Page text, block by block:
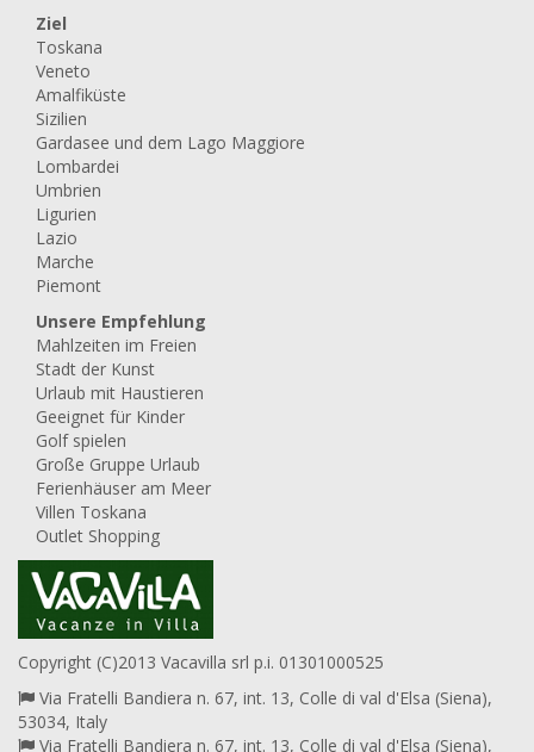
Ziel
Toskana
Veneto
Amalfiküste
Sizilien
Gardasee und dem Lago Maggiore
Lombardei
Umbrien
Ligurien
Lazio
Marche
Piemont
Unsere Empfehlung
Mahlzeiten im Freien
Stadt der Kunst
Urlaub mit Haustieren
Geeignet für Kinder
Golf spielen
Große Gruppe Urlaub
Ferienhäuser am Meer
Villen Toskana
Outlet Shopping
Copyright (C)2013 Vacavilla srl p.i. 01301000525
Via Fratelli Bandiera n. 67, int. 13, Colle di val d'Elsa (Siena),
53034, Italy
Via Fratelli Bandiera n. 67, int. 13, Colle di val d'Elsa (Siena),